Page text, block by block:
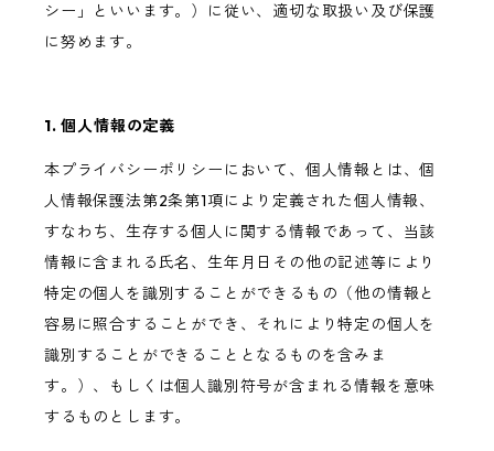
シー」といいます。）に従い、適切な取扱い及び保護
に努めます。
1. 個人情報の定義
本プライバシーポリシーにおいて、個人情報とは、個
人情報保護法第2条第1項により定義された個人情報、
すなわち、生存する個人に関する情報であって、当該
情報に含まれる氏名、生年月日その他の記述等により
特定の個人を識別することができるもの（他の情報と
容易に照合することができ、それにより特定の個人を
識別することができることとなるものを含みま
す。）、もしくは個人識別符号が含まれる情報を意味
するものとします。